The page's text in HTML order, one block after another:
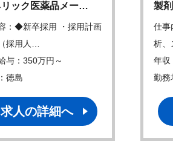
リック医薬品メー…
：◆新卒採用 ・採用計画
採用人…
与：350万円～
徳島
求人の詳細へ
製
仕事
析、
年収
勤務